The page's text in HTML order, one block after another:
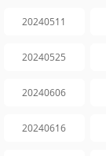
20240511
20240525
20240606
20240616